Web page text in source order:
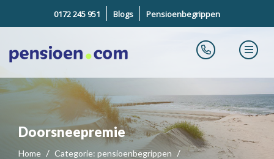
0172 245 951 Blogs Pensioenbegrippen
Doorsneepremie
Home
Categorie: pensioenbegrippen